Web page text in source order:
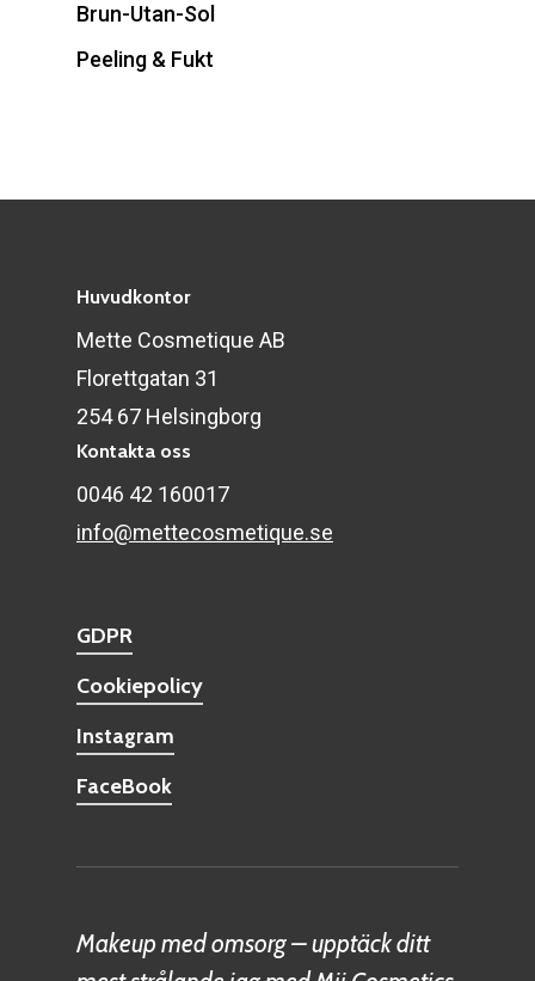
Brun-Utan-Sol
Peeling & Fukt
Huvudkontor
Mette Cosmetique AB
Florettgatan 31
254 67 Helsingborg
Kontakta oss
0046 42 160017
info@mettecosmetique.se
GDPR
Cookiepolicy
Instagram
FaceBook
Makeup med omsorg – upptäck ditt